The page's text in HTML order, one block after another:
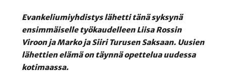
Evankeliumiyhdistys lähetti tänä syksynä
ensimmäiselle työkaudelleen Liisa Rossin
Viroon ja Marko ja Siiri Turusen Saksaan. Uusien
lähettien elämä on täynnä opettelua uudessa
kotimaassa.